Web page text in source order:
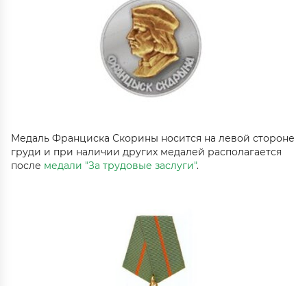
Медаль Франциска Скорины носится на левой стороне
груди и при наличии других медалей располагается
после медали "За трудовые заслуги".